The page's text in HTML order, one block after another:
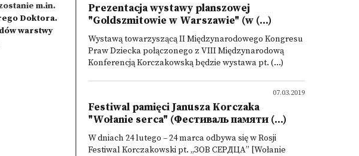
m.in.
Doktora.
warstwy
Prezentacja wystawy planszowej
"Goldszmitowie w Warszawie" (w (...)
Wystawą towarzyszącą II Międzynarodowego Kongresu
Praw Dziecka połączonego z VIII Międzynarodową
Konferencją Korczakowską będzie wystawa pt. (...)
07.03.2019
Festiwal pamięci Janusza Korczaka
"Wołanie serca" (Фестиваль памяти (...)
W dniach 24 lutego – 24 marca odbywa się w Rosji
Festiwal Korczakowski pt. „ЗОВ СЕРДЦА” [Wołanie